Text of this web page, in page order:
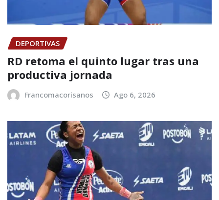
DEPORTIVAS
RD retoma el quinto lugar tras una
productiva jornada
Francomacorisanos Ago 6, 2026